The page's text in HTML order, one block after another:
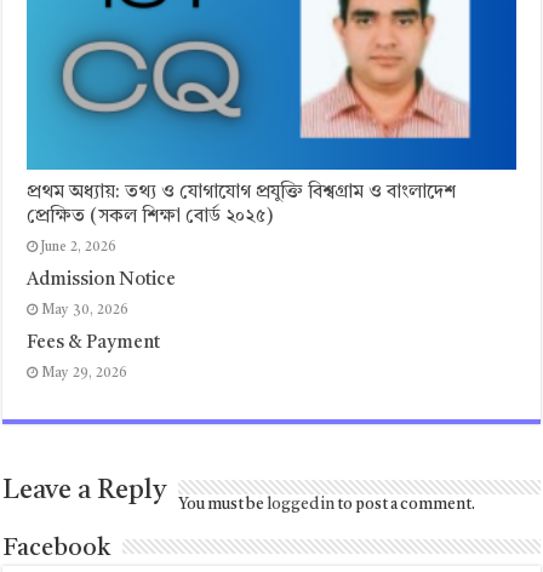
প্রথম অধ্যায়: তথ্য ও যোগাযোগ প্রযুক্তি বিশ্বগ্রাম ও বাংলাদেশ
প্রেক্ষিত (সকল শিক্ষা বোর্ড ২০২৫)
June 2, 2026
Admission Notice
May 30, 2026
Fees & Payment
May 29, 2026
Leave a Reply
You must belogged into post a comment.
Facebook